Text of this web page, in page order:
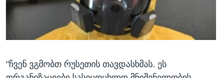
"ჩვენ ვგმობთ რუსეთის თავდასხმას. ეს